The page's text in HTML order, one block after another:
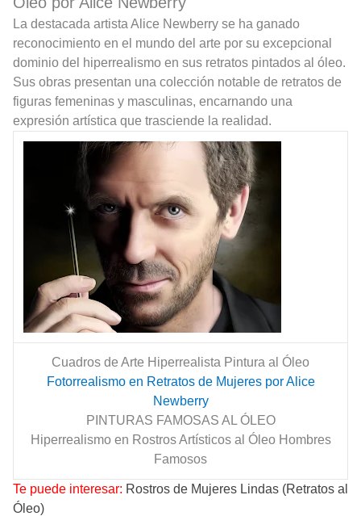
La destacada artista Alice Newberry se ha ganado
reconocimiento en el mundo del arte por su excepcional
dominio del hiperrealismo en sus retratos pintados al óleo.
Sus obras presentan una colección notable de retratos de
figuras femeninas y masculinas, encarnando una
expresión artística que trasciende la realidad.
Cuadros de Arte Hiperrealista Pintura al Óleo
Fotorrealismo en Retratos de Mujeres por Alice
Newberry
PINTURAS FAMOSAS AL ÓLEO
Hiperrealismo en Rostros Artísticos al Óleo Hombres
Famosos
Te puede interesar: Rostros de Mujeres Lindas (Retratos al
Óleo)